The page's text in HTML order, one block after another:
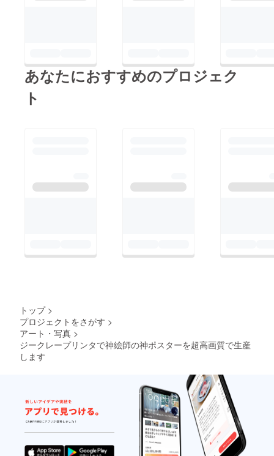
あなたにおすすめのプロジェク
ト
トップ >
プロジェクトをさがす >
アート・写真 >
ジークレープリンタで神絵師の神ポスターを超高画質で生産
します